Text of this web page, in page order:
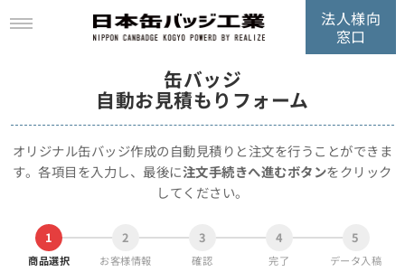
法人様向
窓口
缶バッジ
自動お見積もりフォーム
オリジナル缶バッジ作成の自動見積りと注文を行うことができま
す。各項目を入力し、最後に注文手続きへ進むボタンをクリック
してください。
1
商品選択
2
お客様情報
3
確認
4
完了
5
データ入稿